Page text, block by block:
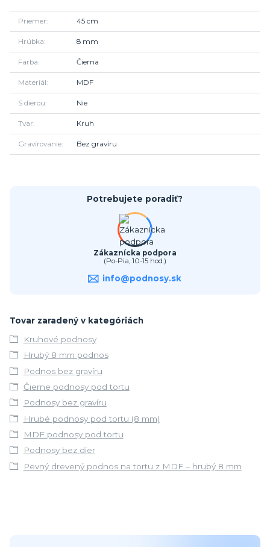
Priemer 45 cm
Hrúbka 8 mm
Farba Čierna
Materiál MDF
S dierou Nie
Tvar Kruh
Gravírovanie Bez gravíru
Potrebujete poradiť?
Zákaznícka podpora
(Po-Pia, 10-15 hod.)
info@podnosy.sk
Tovar zaradený v kategóriách
Kruhové podnosy
Hrubý 8 mm podnos
Podnos bez gravíru
Čierne podnosy pod tortu
Podnosy bez gravíru
Hrubé podnosy pod tortu (8 mm)
MDF podnosy pod tortu
Podnosy bez dier
Pevný drevený podnos na tortu z MDF – hrubý 8 mm